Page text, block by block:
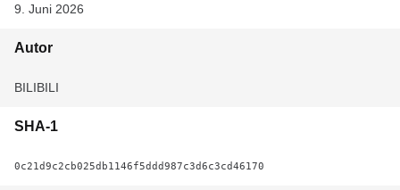
9. Juni 2026
Autor
BILIBILI
SHA-1
0c21d9c2cb025db1146f5ddd987c3d6c3cd46170